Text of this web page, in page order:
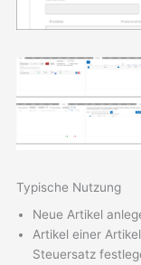
Typische Nutzung
Neue Artikel
Artikel einer
Steuersatz